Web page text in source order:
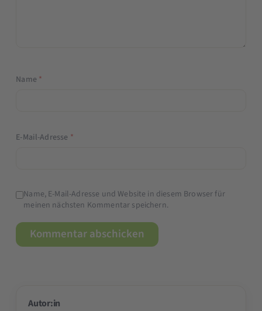
Name *
E-Mail-Adresse *
Name, E-Mail-Adresse und Website in diesem Browser für
meinen nächsten Kommentar speichern.
Autor:in